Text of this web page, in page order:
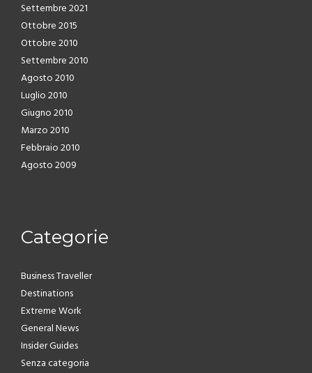
Settembre 2021
Ottobre 2015
Ottobre 2010
Settembre 2010
Agosto 2010
Luglio 2010
Giugno 2010
Marzo 2010
Febbraio 2010
Agosto 2009
Categorie
Business Traveller
Destinations
Extreme Work
General News
Insider Guides
Senza categoria